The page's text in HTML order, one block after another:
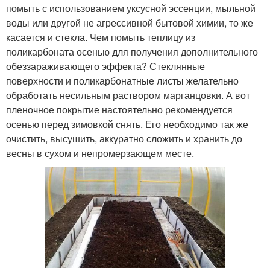
помыть с использованием уксусной эссенции, мыльной
воды или другой не агрессивной бытовой химии, то же
касается и стекла. Чем помыть теплицу из
поликарбоната осенью для получения дополнительного
обеззараживающего эффекта? Стеклянные
поверхности и поликарбонатные листы желательно
обработать несильным раствором марганцовки. А вот
пленочное покрытие настоятельно рекомендуется
осенью перед зимовкой снять. Его необходимо так же
очистить, высушить, аккуратно сложить и хранить до
весны в сухом и непромерзающем месте.